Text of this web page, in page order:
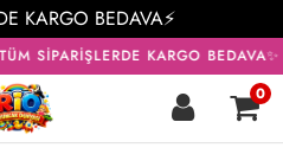
KARGO BEDAVA⚡
SİPARİŞLERDE KARGO BEDAVA✨
0